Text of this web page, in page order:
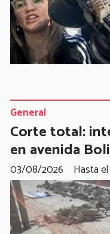
Corte total:
en avenida
Hasta
General
03/08/2026